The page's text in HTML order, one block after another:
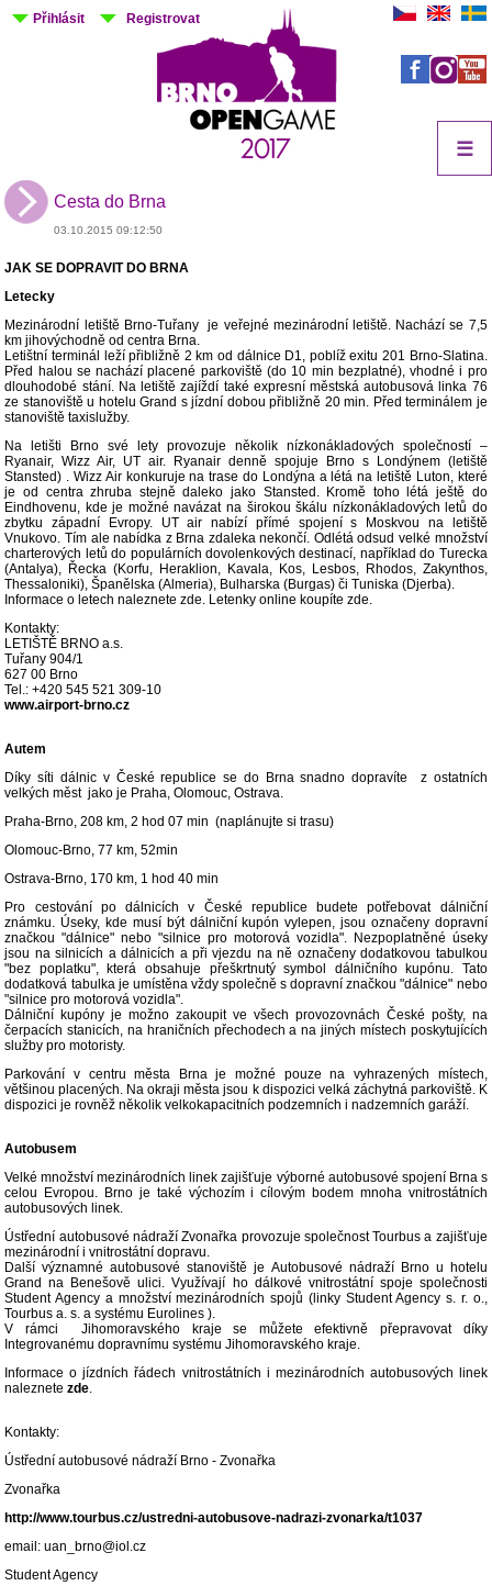
Přihlásit Registrovat
☰
Cesta do Brna
03.10.2015 09:12:50
JAK SE DOPRAVIT DO BRNA
Letecky
Mezinárodní letiště Brno-Tuřany je veřejné mezinárodní letiště. Nachází se 7,5
km jihovýchodně od centra Brna.
Letištní terminál leží přibližně 2 km od dálnice D1, poblíž exitu 201 Brno-Slatina.
Před halou se nachází placené parkoviště (do 10 min bezplatné), vhodné i pro
dlouhodobé stání. Na letiště zajíždí také expresní městská autobusová linka 76
ze stanoviště u hotelu Grand s jízdní dobou přibližně 20 min. Před terminálem je
stanoviště taxislužby.
Na letišti Brno své lety provozuje několik nízkonákladových společností –
Ryanair, Wizz Air, UT air. Ryanair denně spojuje Brno s Londýnem (letiště
Stansted) . Wizz Air konkuruje na trase do Londýna a létá na letiště Luton, které
je od centra zhruba stejně daleko jako Stansted. Kromě toho létá ještě do
Eindhovenu, kde je možné navázat na širokou škálu nízkonákladových letů do
zbytku západní Evropy. UT air nabízí přímé spojení s Moskvou na letiště
Vnukovo. Tím ale nabídka z Brna zdaleka nekončí. Odlétá odsud velké množství
charterových letů do populárních dovolenkových destinací, například do Turecka
(Antalya), Řecka (Korfu, Heraklion, Kavala, Kos, Lesbos, Rhodos, Zakynthos,
Thessaloniki), Španělska (Almeria), Bulharska (Burgas) či Tuniska (Djerba).
Informace o letech naleznete zde. Letenky online koupíte zde.
Kontakty:
LETIŠTĚ BRNO a.s.
Tuřany 904/1
627 00 Brno
Tel.: +420 545 521 309-10
www.airport-brno.cz
Autem
Díky síti dálnic v České republice se do Brna snadno dopravíte z ostatních
velkých měst jako je Praha, Olomouc, Ostrava.
Praha-Brno, 208 km, 2 hod 07 min (naplánujte si trasu)
Olomouc-Brno, 77 km, 52min
Ostrava-Brno, 170 km, 1 hod 40 min
Pro cestování po dálnicích v České republice budete potřebovat dálniční
známku. Úseky, kde musí být dálniční kupón vylepen, jsou označeny dopravní
značkou "dálnice" nebo "silnice pro motorová vozidla". Nezpoplatněné úseky
jsou na silnicích a dálnicích a při vjezdu na ně označeny dodatkovou tabulkou
"bez poplatku", která obsahuje přeškrtnutý symbol dálničního kupónu. Tato
dodatková tabulka je umístěna vždy společně s dopravní značkou "dálnice" nebo
"silnice pro motorová vozidla".
Dálniční kupóny je možno zakoupit ve všech provozovnách České pošty, na
čerpacích stanicích, na hraničních přechodech a na jiných místech poskytujících
služby pro motoristy.
Parkování v centru města Brna je možné pouze na vyhrazených místech,
většinou placených. Na okraji města jsou k dispozici velká záchytná parkoviště. K
dispozici je rovněž několik velkokapacitních podzemních i nadzemních garáží.
Autobusem
Velké množství mezinárodních linek zajišťuje výborné autobusové spojení Brna s
celou Evropou. Brno je také výchozím i cílovým bodem mnoha vnitrostátních
autobusových linek.
Ústřední autobusové nádraží Zvonařka provozuje společnost Tourbus a zajišťuje
mezinárodní i vnitrostátní dopravu.
Další významné autobusové stanoviště je Autobusové nádraží Brno u hotelu
Grand na Benešově ulici. Využívají ho dálkové vnitrostátní spoje společnosti
Student Agency a množství mezinárodních spojů (linky Student Agency s. r. o.,
Tourbus a. s. a systému Eurolines ).
V rámci Jihomoravského kraje se můžete efektivně přepravovat díky
Integrovanému dopravnímu systému Jihomoravského kraje.
Informace o jízdních řádech vnitrostátních i mezinárodních autobusových linek
naleznetezde.
Kontakty:
Ústřední autobusové nádraží Brno - Zvonařka
Zvonařka
http://www.tourbus.cz/ustredni-autobusove-nadrazi-zvonarka/t1037
email: uan_brno@iol.cz
Student Agency